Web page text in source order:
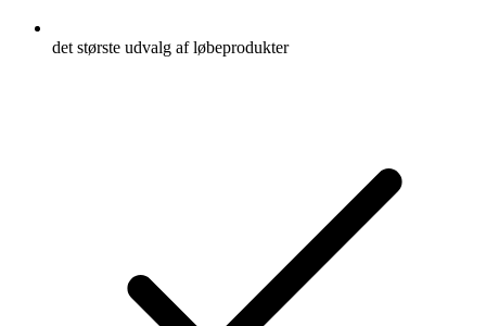
det største udvalg af løbeprodukter